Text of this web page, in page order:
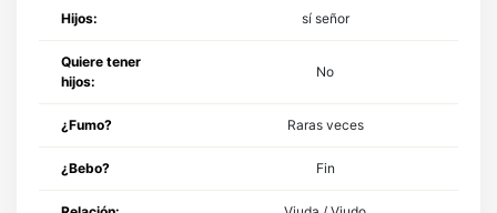
Hijos: sí señor
Quiere tener
hijos:
No
¿Fumo? Raras veces
¿Bebo? Fin